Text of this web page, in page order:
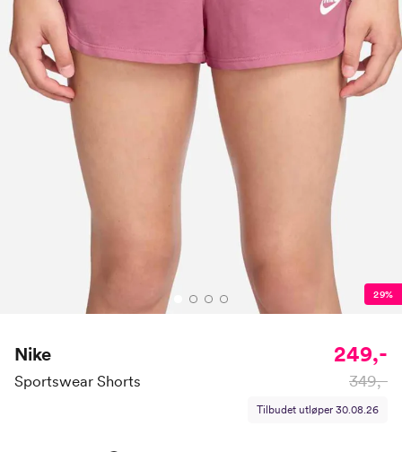
29%
Nike
Sportswear Shorts
249,-
349,-
Tilbudet utløper 30.08.26